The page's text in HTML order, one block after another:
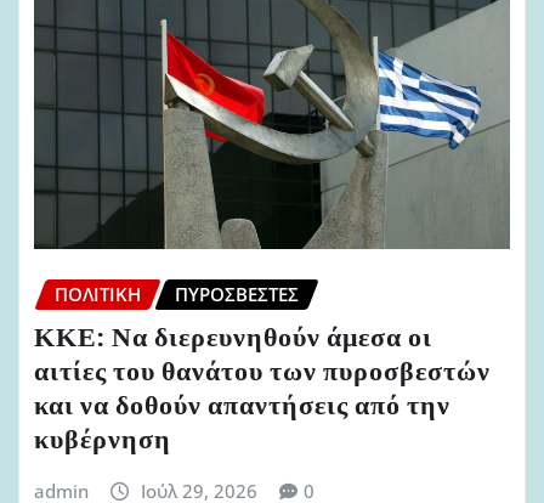
ΠΟΛΙΤΙΚΉ ΠΥΡΟΣΒΈΣΤΕΣ
ΚΚΕ: Να διερευνηθούν άμεσα οι
αιτίες του θανάτου των πυροσβεστών
και να δοθούν απαντήσεις από την
κυβέρνηση
admin Ιούλ 29, 2026 0